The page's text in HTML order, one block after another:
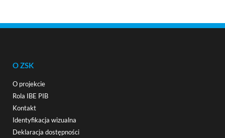
O ZSK
O projekcie
Rola IBE PIB
Kontakt
Identyfikacja wizualna
Deklaracja dostępności